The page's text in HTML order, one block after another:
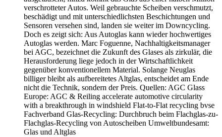
verschrotteter Autos. Weil gebrauchte Scheiben verschmutzt,
beschädigt und mit unterschiedlichsten Beschichtungen und
Sensoren versehen sind, landen sie weiter im Downcycling.
Doch es zeigt sich: Aus Autoglas kann wieder hochwertiges
Autoglas werden. Marc Foguenne, Nachhaltigkeitsmanager
bei AGC, bezeichnet die Zukunft des Glases als zirkulär, die
Herausforderung liege jedoch in der Wirtschaftlichkeit
gegenüber konventionellem Material. Solange Neuglas
billiger bleibt als aufbereitetes Altglas, entscheidet am Ende
nicht die Technik, sondern der Preis. Quellen: AGC Glass
Europe: AGC & Reiling accelerate automotive circularity
with a breakthrough in windshield Flat-to-Flat recycling bvse
Fachverband Glas-Recycling: Durchbruch beim Flachglas-zu-
Flachglas-Recycling von Autoscheiben Umweltbundesamt:
Glas und Altglas